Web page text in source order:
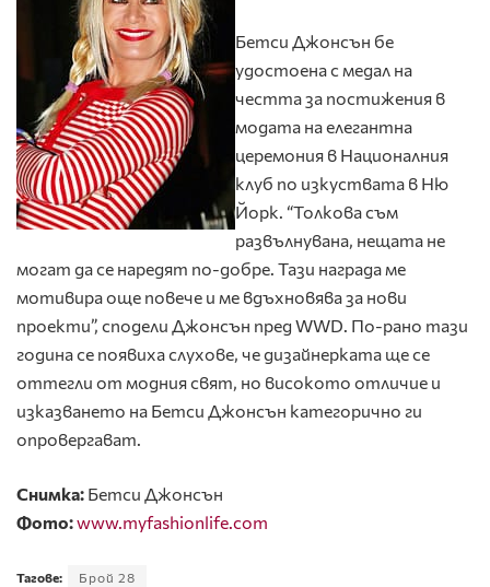
Бетси Джонсън бе
удостоена с медал на
честта за постижения в
модата на елегантна
церемония в Националния
клуб по изкуствата в Ню
Йорк. “Толкова съм
развълнувана, нещата не
могат да се наредят по-добре. Тази награда ме
мотивира още повече и ме вдъхновява за нови
проекти”, сподели Джонсън пред WWD. По-рано тази
година се появиха слухове, че дизайнерката ще се
оттегли от модния свят, но високото отличие и
изказването на Бетси Джонсън категорично ги
опровергават.
Снимка: Бетси Джонсън
Фото:www.myfashionlife.com
Тагове: Брой 28